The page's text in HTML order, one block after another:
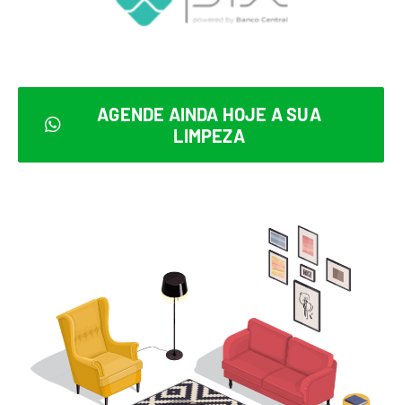
AGENDE AINDA HOJE A SUA
LIMPEZA